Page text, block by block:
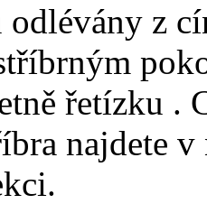
z
řetízku .
najdete